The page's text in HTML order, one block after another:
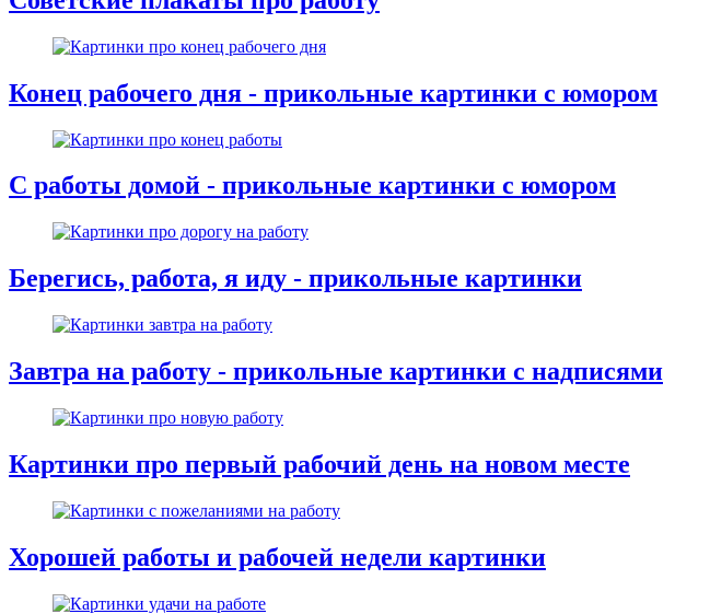
Конец рабочего дня - прикольные картинки с юмором
С работы домой - прикольные картинки с юмором
Берегись, работа, я иду - прикольные картинки
Завтра на работу - прикольные картинки с надписями
Картинки про первый рабочий день на новом месте
Хорошей работы и рабочей недели картинки